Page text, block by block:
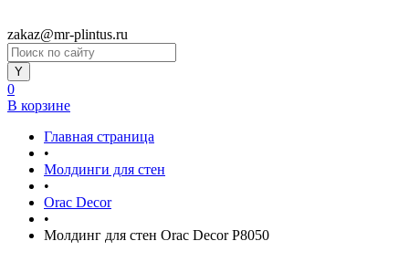
zakaz@mr-plintus.ru
0
В корзине
Главная страница
•
Молдинги для стен
•
Orac Decor
•
Молдинг для стен Orac Decor P8050